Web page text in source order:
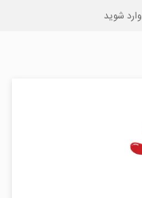
وارد شوید